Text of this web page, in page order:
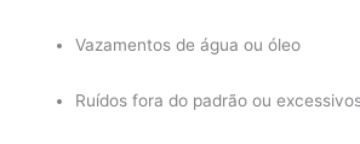
Vazamentos de água ou óleo
Ruídos fora do padrão ou